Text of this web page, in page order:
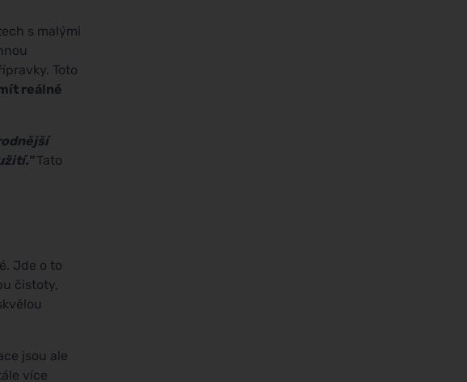
s malými
Toto
reálné
Tato
Jde o to
čistoty,
jsou ale
více